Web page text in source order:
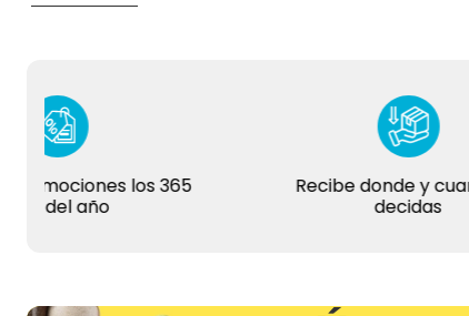
los 365
año
Recibe donde y cuando
decidas